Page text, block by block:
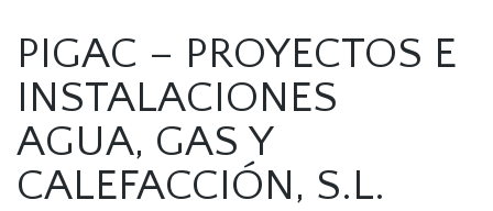
PIGAC – PROYECTOS E
INSTALACIONES
AGUA, GAS Y
CALEFACCIÓN, S.L.